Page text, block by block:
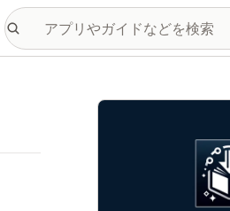
特集の画像ギャラリー